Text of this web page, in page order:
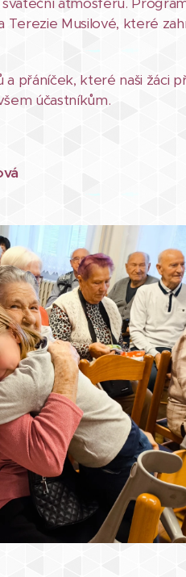
Musilové, které
přáníček, které naši žáci
účastníkům.